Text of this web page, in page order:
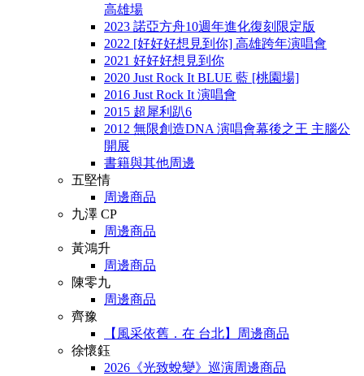
高雄場
2023 諾亞方舟10週年進化復刻限定版
2022 [好好好想見到你] 高雄跨年演唱會
2021 好好好想見到你
2020 Just Rock It BLUE 藍 [桃園場]
2016 Just Rock It 演唱會
2015 超犀利趴6
2012 無限創造DNA 演唱會幕後之王 主腦公
開展
書籍與其他周邊
五堅情
周邊商品
九澤 CP
周邊商品
黃鴻升
周邊商品
陳零九
周邊商品
齊豫
【風采依舊．在 台北】周邊商品
徐懷鈺
2026《光致蛻變》巡演周邊商品